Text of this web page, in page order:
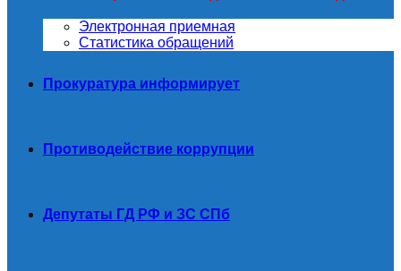
Электронная приемная
Статистика обращений
Прокуратура информирует
Противодействие коррупции
Депутаты ГД РФ и ЗС СПб